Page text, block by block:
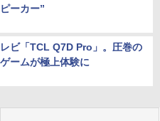
ーカー”
ビ「TCL Q7D Pro」。圧巻の
ームが極上体験に